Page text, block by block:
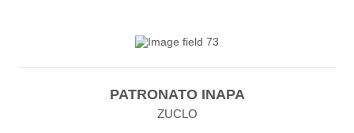
PATRONATO INAPA
ZUCLO